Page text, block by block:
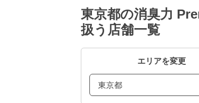
東京都の消臭力
扱う店舗一覧
エリアを変更
東京都